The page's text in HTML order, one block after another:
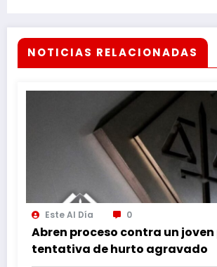
NOTICIAS RELACIONADAS
Este Al Día 0
Abren proceso contra un joven
tentativa de hurto agravado